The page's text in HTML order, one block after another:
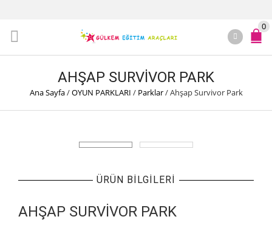
0
AHŞAP SURVIVOR PARK
Ana Sayfa/OYUN PARKLARI / Parklar/Ahşap Survivor Park
ÜRÜN BILGILERI
AHŞAP SURVIVOR PARK